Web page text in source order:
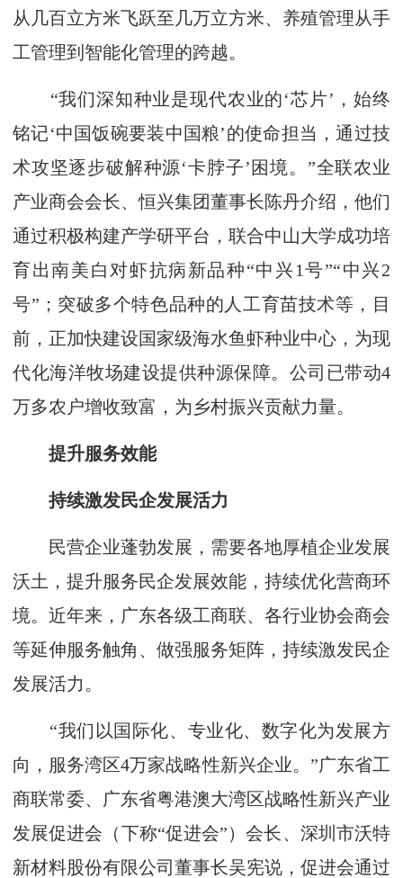
从几百立方米飞跃至几万立方米、养殖管理从手
工管理到智能化管理的跨越。
“我们深知种业是现代农业的‘芯片’，始终
铭记‘中国饭碗要装中国粮’的使命担当，通过技
术攻坚逐步破解种源‘卡脖子’困境。”全联农业
产业商会会长、恒兴集团董事长陈丹介绍，他们
通过积极构建产学研平台，联合中山大学成功培
育出南美白对虾抗病新品种“中兴1号”“中兴2
号”；突破多个特色品种的人工育苗技术等，目
前，正加快建设国家级海水鱼虾种业中心，为现
代化海洋牧场建设提供种源保障。公司已带动4
万多农户增收致富，为乡村振兴贡献力量。
提升服务效能
持续激发民企发展活力
民营企业蓬勃发展，需要各地厚植企业发展
沃土，提升服务民企发展效能，持续优化营商环
境。近年来，广东各级工商联、各行业协会商会
等延伸服务触角、做强服务矩阵，持续激发民企
发展活力。
“我们以国际化、专业化、数字化为发展方
向，服务湾区4万家战略性新兴企业。”广东省工
商联常委、广东省粤港澳大湾区战略性新兴产业
发展促进会（下称“促进会”）会长、深圳市沃特
新材料股份有限公司董事长吴宪说，促进会通过